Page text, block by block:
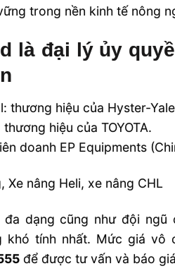
trong nền kinh tế nông
là đại lý ủy
thương hiệu của Hyster-
hiệu của TOYOTA.
doanh EP Equipments
Xe nâng Heli, xe nâng CHL
dạng cũng như đội ngũ
khó tính nhất. Mức giá
để được tư vấn và báo